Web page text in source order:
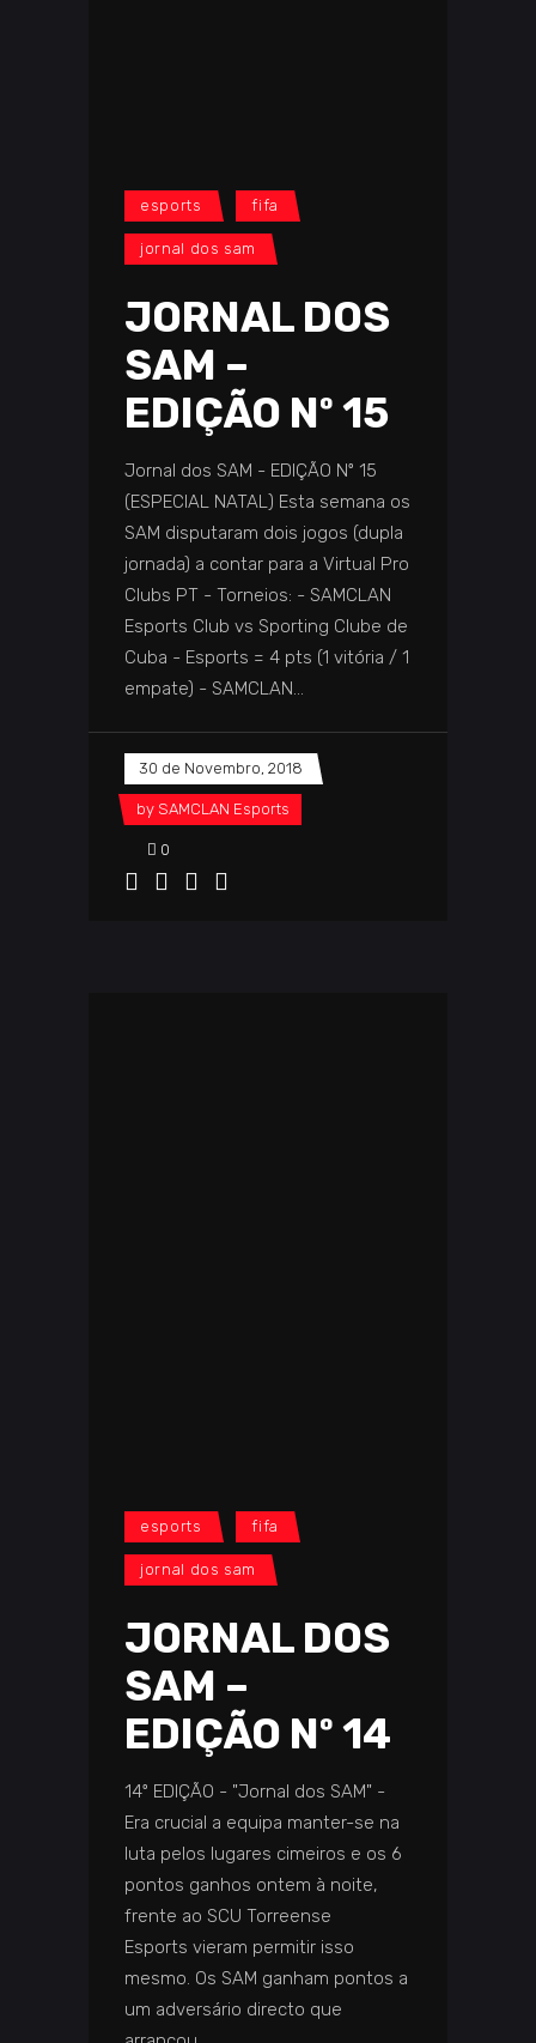
esports fifa
jornal dos sam
JORNAL DOS
SAM –
EDIÇÃO Nº 15
Jornal dos SAM - EDIÇÃO Nº 15
(ESPECIAL NATAL) Esta semana os
SAM disputaram dois jogos (dupla
jornada) a contar para a Virtual Pro
Clubs PT - Torneios: - SAMCLAN
Esports Club vs Sporting Clube de
Cuba - Esports = 4 pts (1 vitória / 1
empate) - SAMCLAN
30 de Novembro, 2018
by SAMCLAN Esports
0
esports fifa
jornal dos sam
JORNAL DOS
SAM –
EDIÇÃO Nº 14
14º EDIÇÃO - "Jornal dos SAM" -
Era crucial a equipa manter-se na
luta pelos lugares cimeiros e os 6
pontos ganhos ontem à noite,
frente ao SCU Torreense
Esports vieram permitir isso
mesmo. Os SAM ganham pontos a
um adversário directo que